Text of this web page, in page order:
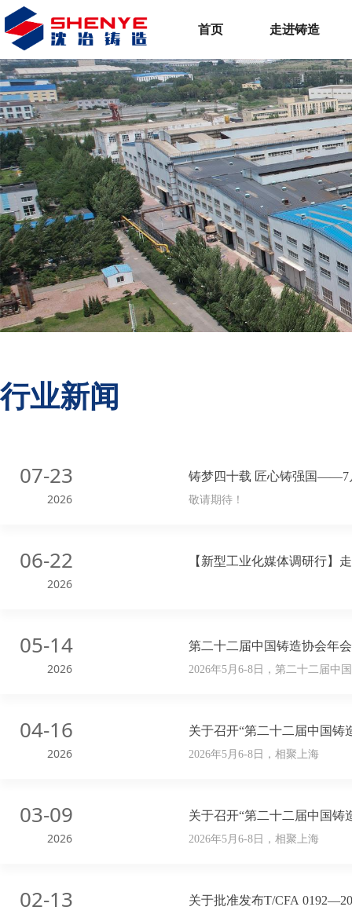
首页 走进铸造
行业新闻
2026
07-23 铸梦四十载 匠心铸强国——7
敬请期待！
2026
06-22 【新型工业化媒体调研行】
2026
05-14 第二十二届中国铸造协会年
2026年5月6-8日，第二十二届中
2026
04-16 关于召开“第二十二届中国铸
2026年5月6-8日，相聚上海
2026
03-09 关于召开“第二十二届中国铸
2026年5月6-8日，相聚上海
02-13 关于批准发布T/CFA